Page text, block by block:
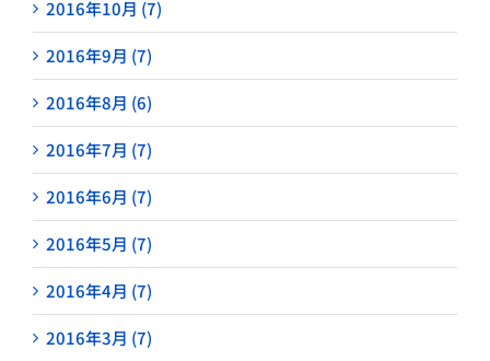
2016年10月 (7)
2016年9月 (7)
2016年8月 (6)
2016年7月 (7)
2016年6月 (7)
2016年5月 (7)
2016年4月 (7)
2016年3月 (7)